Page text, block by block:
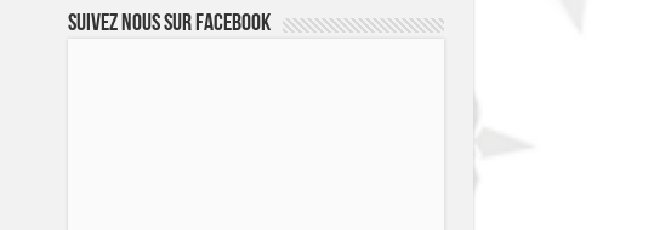
Suivez nous sur Facebook